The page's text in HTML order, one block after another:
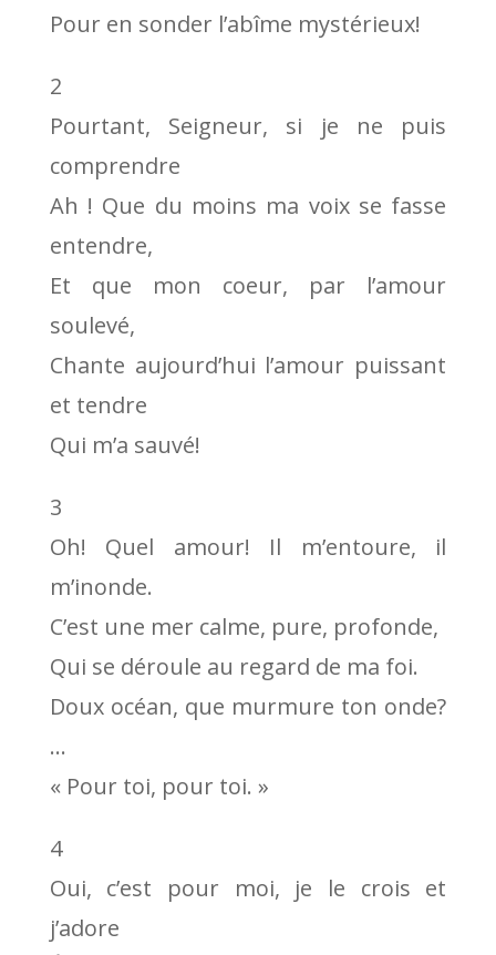
Pour en sonder l’abîme mystérieux!
2
Pourtant, Seigneur, si je ne puis
comprendre
Ah ! Que du moins ma voix se fasse
entendre,
Et que mon coeur, par l’amour
soulevé,
Chante aujourd’hui l’amour puissant
et tendre
Qui m’a sauvé!
3
Oh! Quel amour! Il m’entoure, il
m’inonde.
C’est une mer calme, pure, profonde,
Qui se déroule au regard de ma foi.
Doux océan, que murmure ton onde?
…
« Pour toi, pour toi. »
4
Oui, c’est pour moi, je le crois et
j’adore